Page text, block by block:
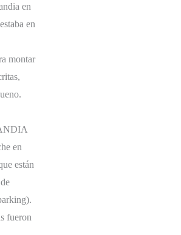
en
en
montar
en
están
fueron